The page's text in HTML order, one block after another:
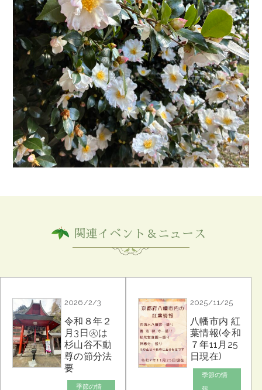
関連イベント＆ニュース
2026/2/3
令和８年２
月3日㊋は
杉山谷不動
尊の節分法
要
季節の情
2025/11/25
八幡市内 紅
葉情報(令和
７年11月25
日現在)
季節の情